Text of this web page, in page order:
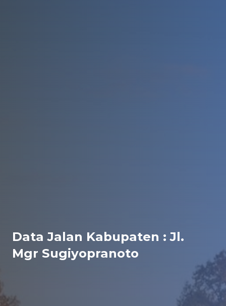
Data Jalan Kabupaten : Jl.
Mgr Sugiyopranoto